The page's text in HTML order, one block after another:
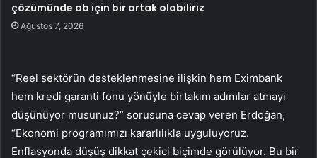
çözümünde ab için bir ortak olabiliriz
Ağustos 7, 2026
“Reel sektörün desteklenmesine ilişkin hem Eximbank
hem kredi garanti fonu yönüyle birtakım adımlar atmayı
düşünüyor musunuz?” sorusuna cevap veren Erdoğan,
“Ekonomi programımızı kararlılıkla uyguluyoruz.
Enflasyonda düşüş dikkat çekici biçimde görülüyor. Bu bir